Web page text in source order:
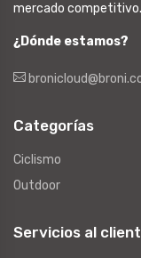
mercado competitivo.
¿Dónde estamos?
Categorías
Ciclismo
Outdoor
Servicios al